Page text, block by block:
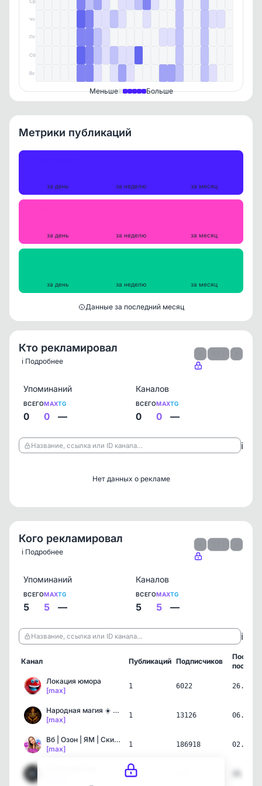
Чт
Пт
Сб
Вс
Меньше Больше
Метрики публикаций
за день за неделю за месяц
за день за неделю за месяц
за день за неделю за месяц
Данные за последний месяц
Кто рекламировал
ℹ️ Подробнее
Упоминаний
ВСЕГО
0
MAX
0
TG
—
Каналов
ВСЕГО
0
MAX
0
TG
—
Название, ссылка или ID канала… ℹ️
Нет данных о рекламе
Кого рекламировал
ℹ️ Подробнее
Упоминаний
ВСЕГО
5
MAX
5
TG
—
Каналов
ВСЕГО
5
MAX
5
TG
—
Название, ссылка или ID канала… ℹ️
Канал Публикаций Подписчиков
пост
Локация юмора
[max]
1 6022
Народная магия ☀️ Примет…
[max]
1 13126
Вб | Озон | ЯМ | Скидка …
[max]
1 186918
1